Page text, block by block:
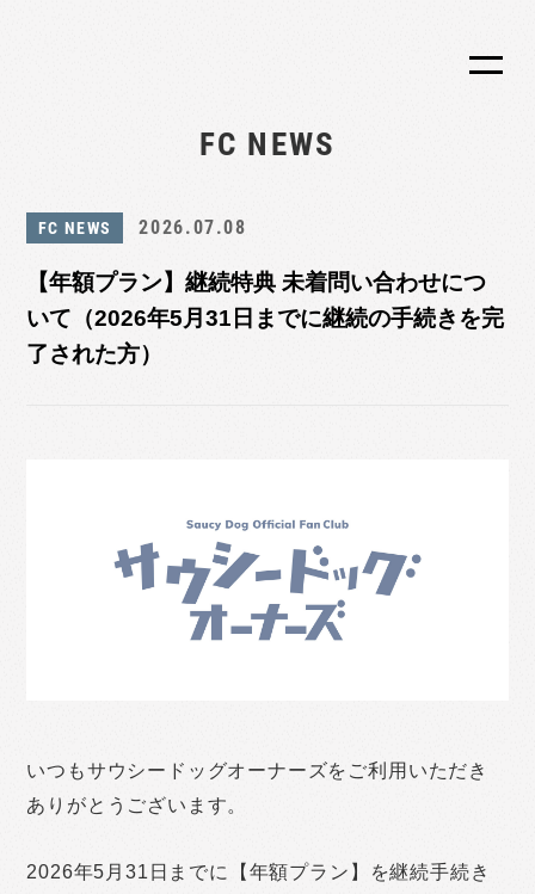
FC NEWS
FC NEWS 2026.07.08
【年額プラン】継続特典 未着問い合わせにつ
いて（2026年5月31日までに継続の手続きを完
了された方）
いつもサウシードッグオーナーズをご利用いただき
ありがとうございます。
2026年5月31日までに【年額プラン】を継続手続き